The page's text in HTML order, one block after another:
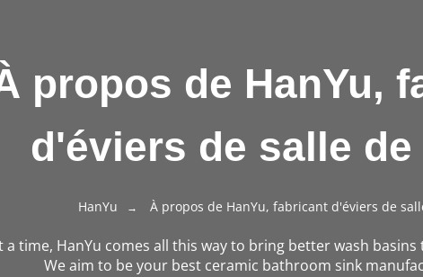
propos de HanYu,
d'éviers de salle
HanYu À propos de HanYu, fabricant d'éviers de
a time, HanYu comes all this way to bring better wash
We aim to be your best ceramic bathroom sink